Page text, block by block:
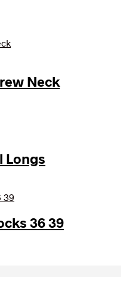
kr..
Neck
kr..
Longs
kr..
36 39